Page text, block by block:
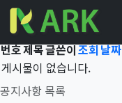
Total 42,978건1 페이지
공지사항 목록
번호제목글쓴이조회날짜
게시물이 없습니다.